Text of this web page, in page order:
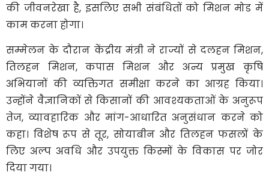
की जीवनरेखा है, इसलिए सभी संबंधितों को मिशन मोड में
काम करना होगा।
सम्मेलन के दौरान केंद्रीय मंत्री ने राज्यों से दलहन मिशन,
तिलहन मिशन, कपास मिशन और अन्य प्रमुख कृषि
अभियानों की व्यक्तिगत समीक्षा करने का आग्रह किया।
उन्होंने वैज्ञानिकों से किसानों की आवश्यकताओं के अनुरूप
तेज, व्यावहारिक और मांग-आधारित अनुसंधान करने को
कहा। विशेष रूप से तूर, सोयाबीन और तिलहन फसलों के
लिए अल्प अवधि और उपयुक्त किस्मों के विकास पर जोर
दिया गया।